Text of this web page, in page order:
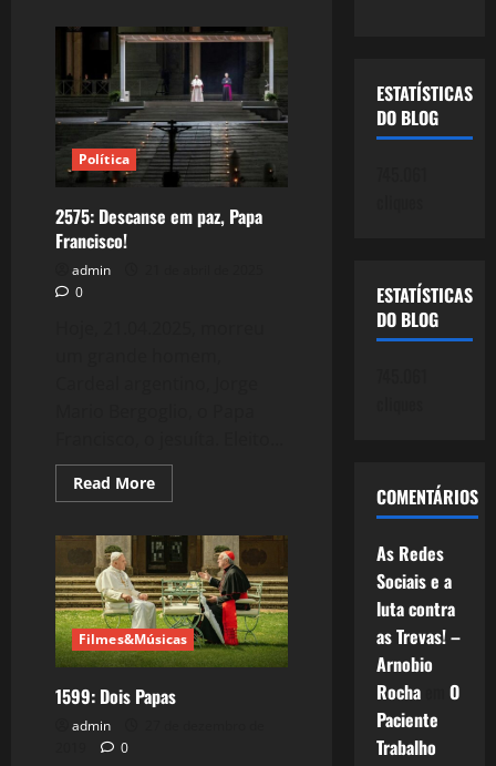
Papa
Leão
Política
2575: Descanse em paz, Papa
Francisco!
admin
0
Read MoreRead
more
Descanse
em
paz,
Papa
Francisco!
Filmes&Músicas
1599: Dois Papas
admin
0
ESTATÍSTICAS
DO BLOG
ESTATÍSTICAS
DO BLOG
COMENTÁRIOS
As Redes
Sociais e a
luta contra
as Trevas! –
Arnobio
Rochaem O
Paciente
Trabalho